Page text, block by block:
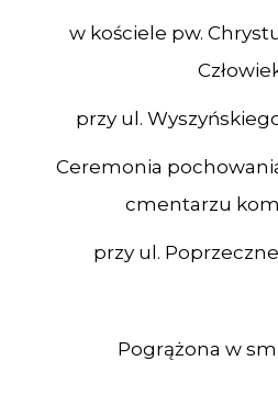
w kościele pw.
przy ul.
Ceremonia
cmentarzu
przy ul.
Pogrążona w